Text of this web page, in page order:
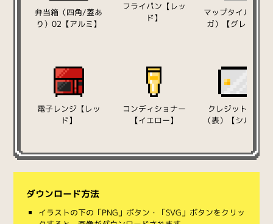
弁当箱（四角/蓋あ
り）02【アルミ】
フライパン【レッ
ド】
マップタイル（レ
ガ）【グレー】02
電子レンジ【レッ
ド】
コンディショナー
【イエロー】
クレジットカード
（表）【シルバー
ダウンロード方法
イラストの下の「PNG」ボタン・「SVG」ボタンをクリッ